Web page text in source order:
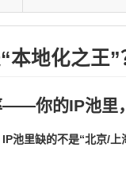
地化之王”
你的IP池里
池里缺的不是“北京/